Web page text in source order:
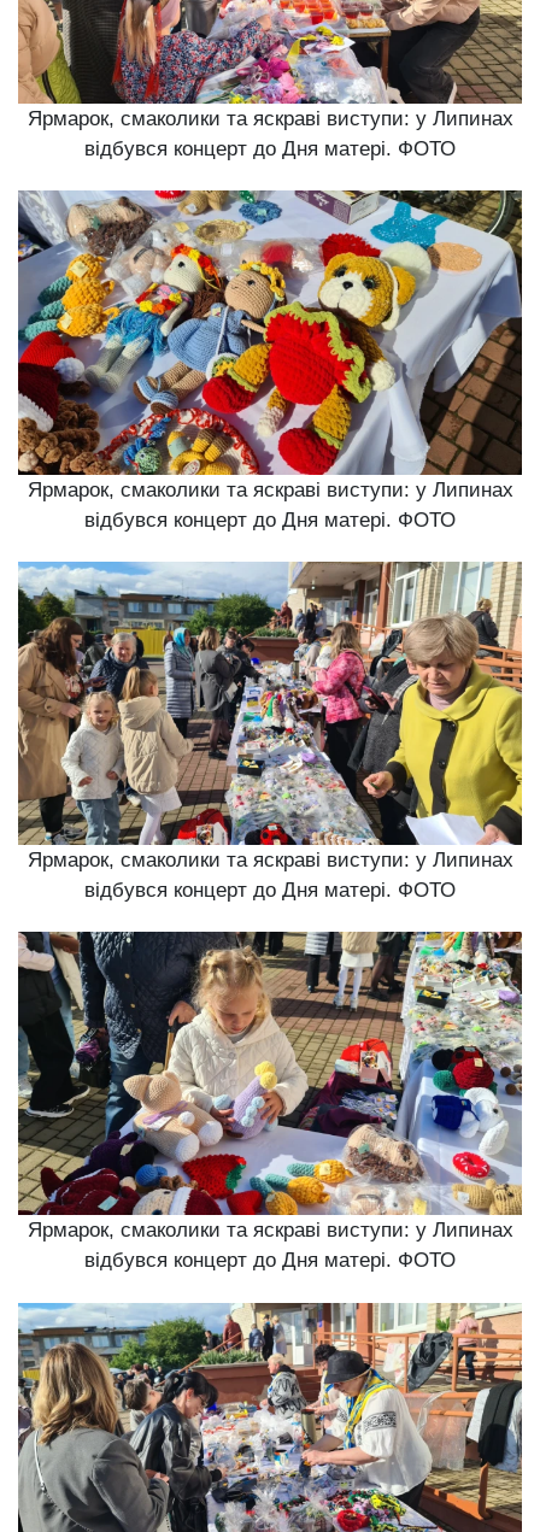
Ярмарок, смаколики та яскраві виступи: у Липинах
відбувся концерт до Дня матері. ФОТО
Ярмарок, смаколики та яскраві виступи: у Липинах
відбувся концерт до Дня матері. ФОТО
Ярмарок, смаколики та яскраві виступи: у Липинах
відбувся концерт до Дня матері. ФОТО
Ярмарок, смаколики та яскраві виступи: у Липинах
відбувся концерт до Дня матері. ФОТО